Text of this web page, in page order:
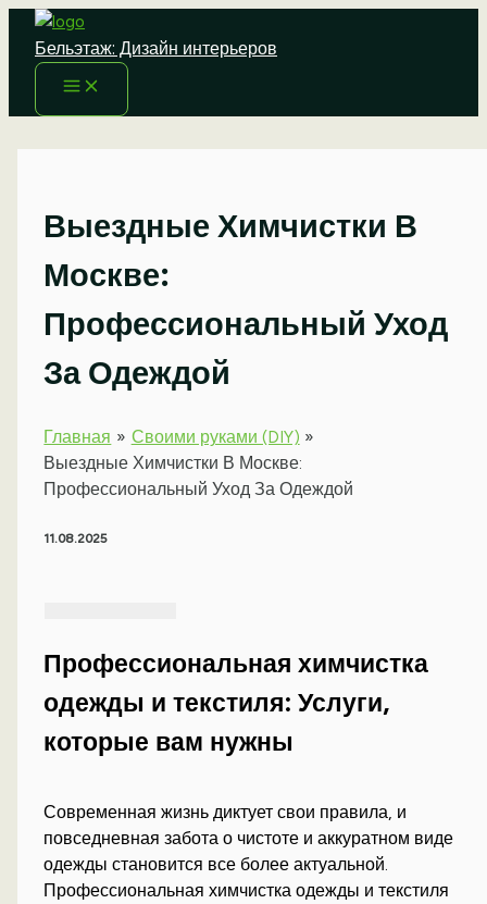
Перейти
содержимому
Бельэтаж: Дизайн интерьеров
Выездные Химчистки В
Москве:
Профессиональный Уход
За Одеждой
Главная
Своими руками (DIY)
Выездные Химчистки В Москве:
Профессиональный Уход За Одеждой
11.08.2025
Профессиональная химчистка
одежды и текстиля: Услуги,
которые вам нужны
Современная жизнь диктует свои правила, и
повседневная забота о чистоте и аккуратном виде
одежды становится все более актуальной.
Профессиональная химчистка одежды и текстиля